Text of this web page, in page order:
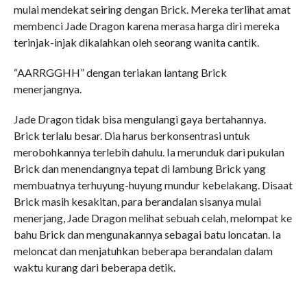
mulai mendekat seiring dengan Brick. Mereka terlihat amat
membenci Jade Dragon karena merasa harga diri mereka
terinjak-injak dikalahkan oleh seorang wanita cantik.
“AARRGGHH” dengan teriakan lantang Brick
menerjangnya.
Jade Dragon tidak bisa mengulangi gaya bertahannya.
Brick terlalu besar. Dia harus berkonsentrasi untuk
merobohkannya terlebih dahulu. Ia merunduk dari pukulan
Brick dan menendangnya tepat di lambung Brick yang
membuatnya terhuyung-huyung mundur kebelakang. Disaat
Brick masih kesakitan, para berandalan sisanya mulai
menerjang, Jade Dragon melihat sebuah celah, melompat ke
bahu Brick dan mengunakannya sebagai batu loncatan. Ia
meloncat dan menjatuhkan beberapa berandalan dalam
waktu kurang dari beberapa detik.